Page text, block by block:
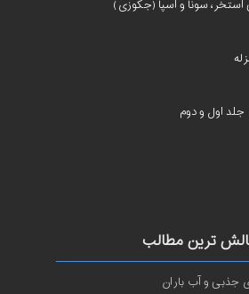
سونا و اسپا (جکوزی)
اول و دوم
ترین مطالب
جذبی و آب باران